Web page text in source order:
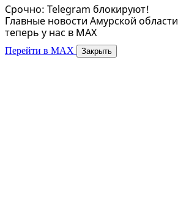
Срочно: Telegram блокируют!
Главные новости Амурской области
теперь у нас в MAX
Перейти в MAX Закрыть